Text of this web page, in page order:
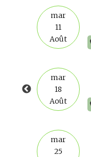
mar
11
Août
mar
18
Août
mar
25